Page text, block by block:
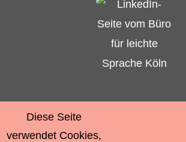
KONTAKT ZU UNS
Diese Seite
verwendet Cookies,